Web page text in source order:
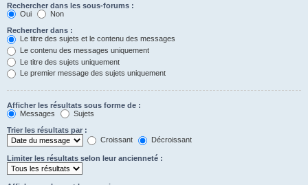
Rechercher dans les sous-forums :
Oui
Non
Rechercher dans :
Le titre des sujets et le contenu des messages
Le contenu des messages uniquement
Le titre des sujets uniquement
Le premier message des sujets uniquement
Afficher les résultats sous forme de :
Messages
Sujets
Trier les résultats par :
Croissant
Décroissant
Limiter les résultats selon leur ancienneté :